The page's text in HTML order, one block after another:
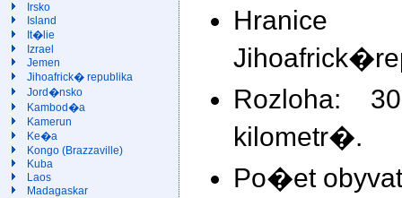
Irsko
Island
It�lie
Izrael
Jemen
Jihoafrick� republika
Jord�nsko
Kambod�a
Kamerun
Ke�a
Kongo (Brazzaville)
Kuba
Laos
Madagaskar
Rozloha:
kilometr�.
Po�et